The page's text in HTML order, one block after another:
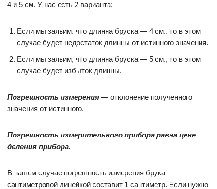
4 и 5 см. У нас есть 2 варианта:
Если мы заявим, что длинна бруска — 4 см., то в этом
случае будет недостаток длинны от истинного значения.
Если мы заявим, что длинна бруска — 5 см., то в этом
случае будет избыток длинны.
Погрешность измерения — отклонение полученного
значения от истинного.
Погрешность измерительного прибора равна цене
деления прибора.
В нашем случае погрешность измерения брука
сантиметровой линейкой составит 1 сантиметр. Если нужно